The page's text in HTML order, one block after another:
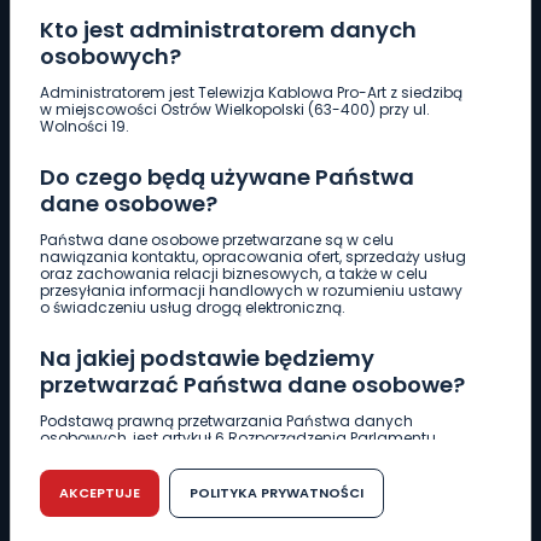
Kto jest administratorem danych
osobowych?
Administratorem jest Telewizja Kablowa Pro-Art z siedzibą
w miejscowości Ostrów Wielkopolski (63-400) przy ul.
Wolności 19.
Do czego będą używane Państwa
dane osobowe?
Państwa dane osobowe przetwarzane są w celu
nawiązania kontaktu, opracowania ofert, sprzedaży usług
oraz zachowania relacji biznesowych, a także w celu
przesyłania informacji handlowych w rozumieniu ustawy
o świadczeniu usług drogą elektroniczną.
Na jakiej podstawie będziemy
przetwarzać Państwa dane osobowe?
Podstawą prawną przetwarzania Państwa danych
osobowych, jest artykuł 6 Rozporządzenia Parlamentu
r. w sprawie ochrony osób fizycznych w związku z
przetwarzaniem danych osobowych w sprawie
swobodnego przepływu takich danych oraz uchylenia
dyrektywy 95/46/WE (RODO).
AKCEPTUJE POLITYKA PRYWATNOŚCI
Pobierz logotyp
661 997 997
REDAKCJA
62 735 22 22redakcja@wlkp24.info
DZIAŁ REKLAMY
62 735 01 85 reklama@wlkp24.info
WIADOMOŚCI
CIEKAWOSTKI